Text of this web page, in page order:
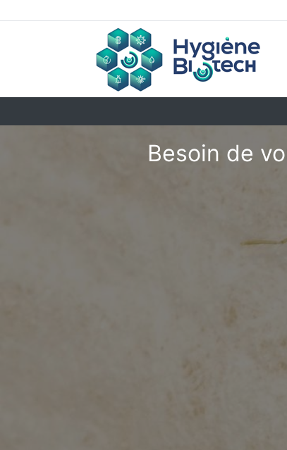
Besoin de